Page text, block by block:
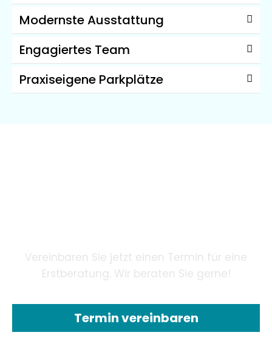
Modernste Ausstattung
Engagiertes Team
Praxiseigene Parkplätze
Vereinbaren Sie jetzt einen Termin für eine
Erstberatung. Wir beraten Sie gerne!
Termin vereinbaren